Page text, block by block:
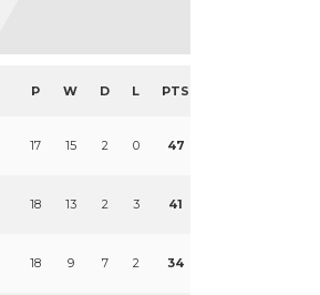
P W D L PTS
17 15 2 0 47
18 13 2 3 41
18 9 7 2 34